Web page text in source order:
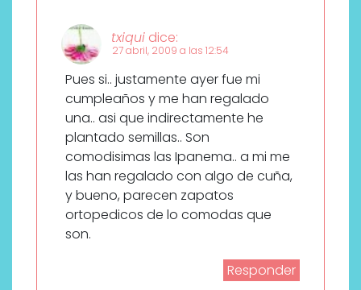
txiqui dice:
27 abril, 2009 a las 12:54
Pues si.. justamente ayer fue mi
cumpleaños y me han regalado
una.. asi que indirectamente he
plantado semillas.. Son
comodisimas las Ipanema.. a mi me
las han regalado con algo de cuña,
y bueno, parecen zapatos
ortopedicos de lo comodas que
son.
Responder